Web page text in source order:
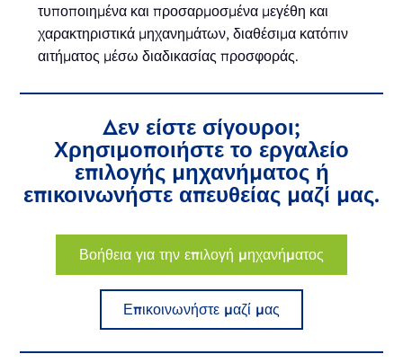
τυποποιημένα και προσαρμοσμένα μεγέθη και
χαρακτηριστικά μηχανημάτων, διαθέσιμα κατόπιν
αιτήματος μέσω διαδικασίας προσφοράς.
Δεν είστε σίγουροι;
Χρησιμοποιήστε το εργαλείο
επιλογής μηχανήματος ή
επικοινωνήστε απευθείας μαζί μας.
Βοήθεια για την επιλογή μηχανήματος
Επικοινωνήστε μαζί μας